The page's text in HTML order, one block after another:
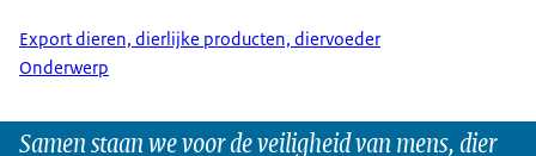
Export dieren, dierlijke producten, diervoeder
Onderwerp
Samen staan we voor de veiligheid van mens, dier